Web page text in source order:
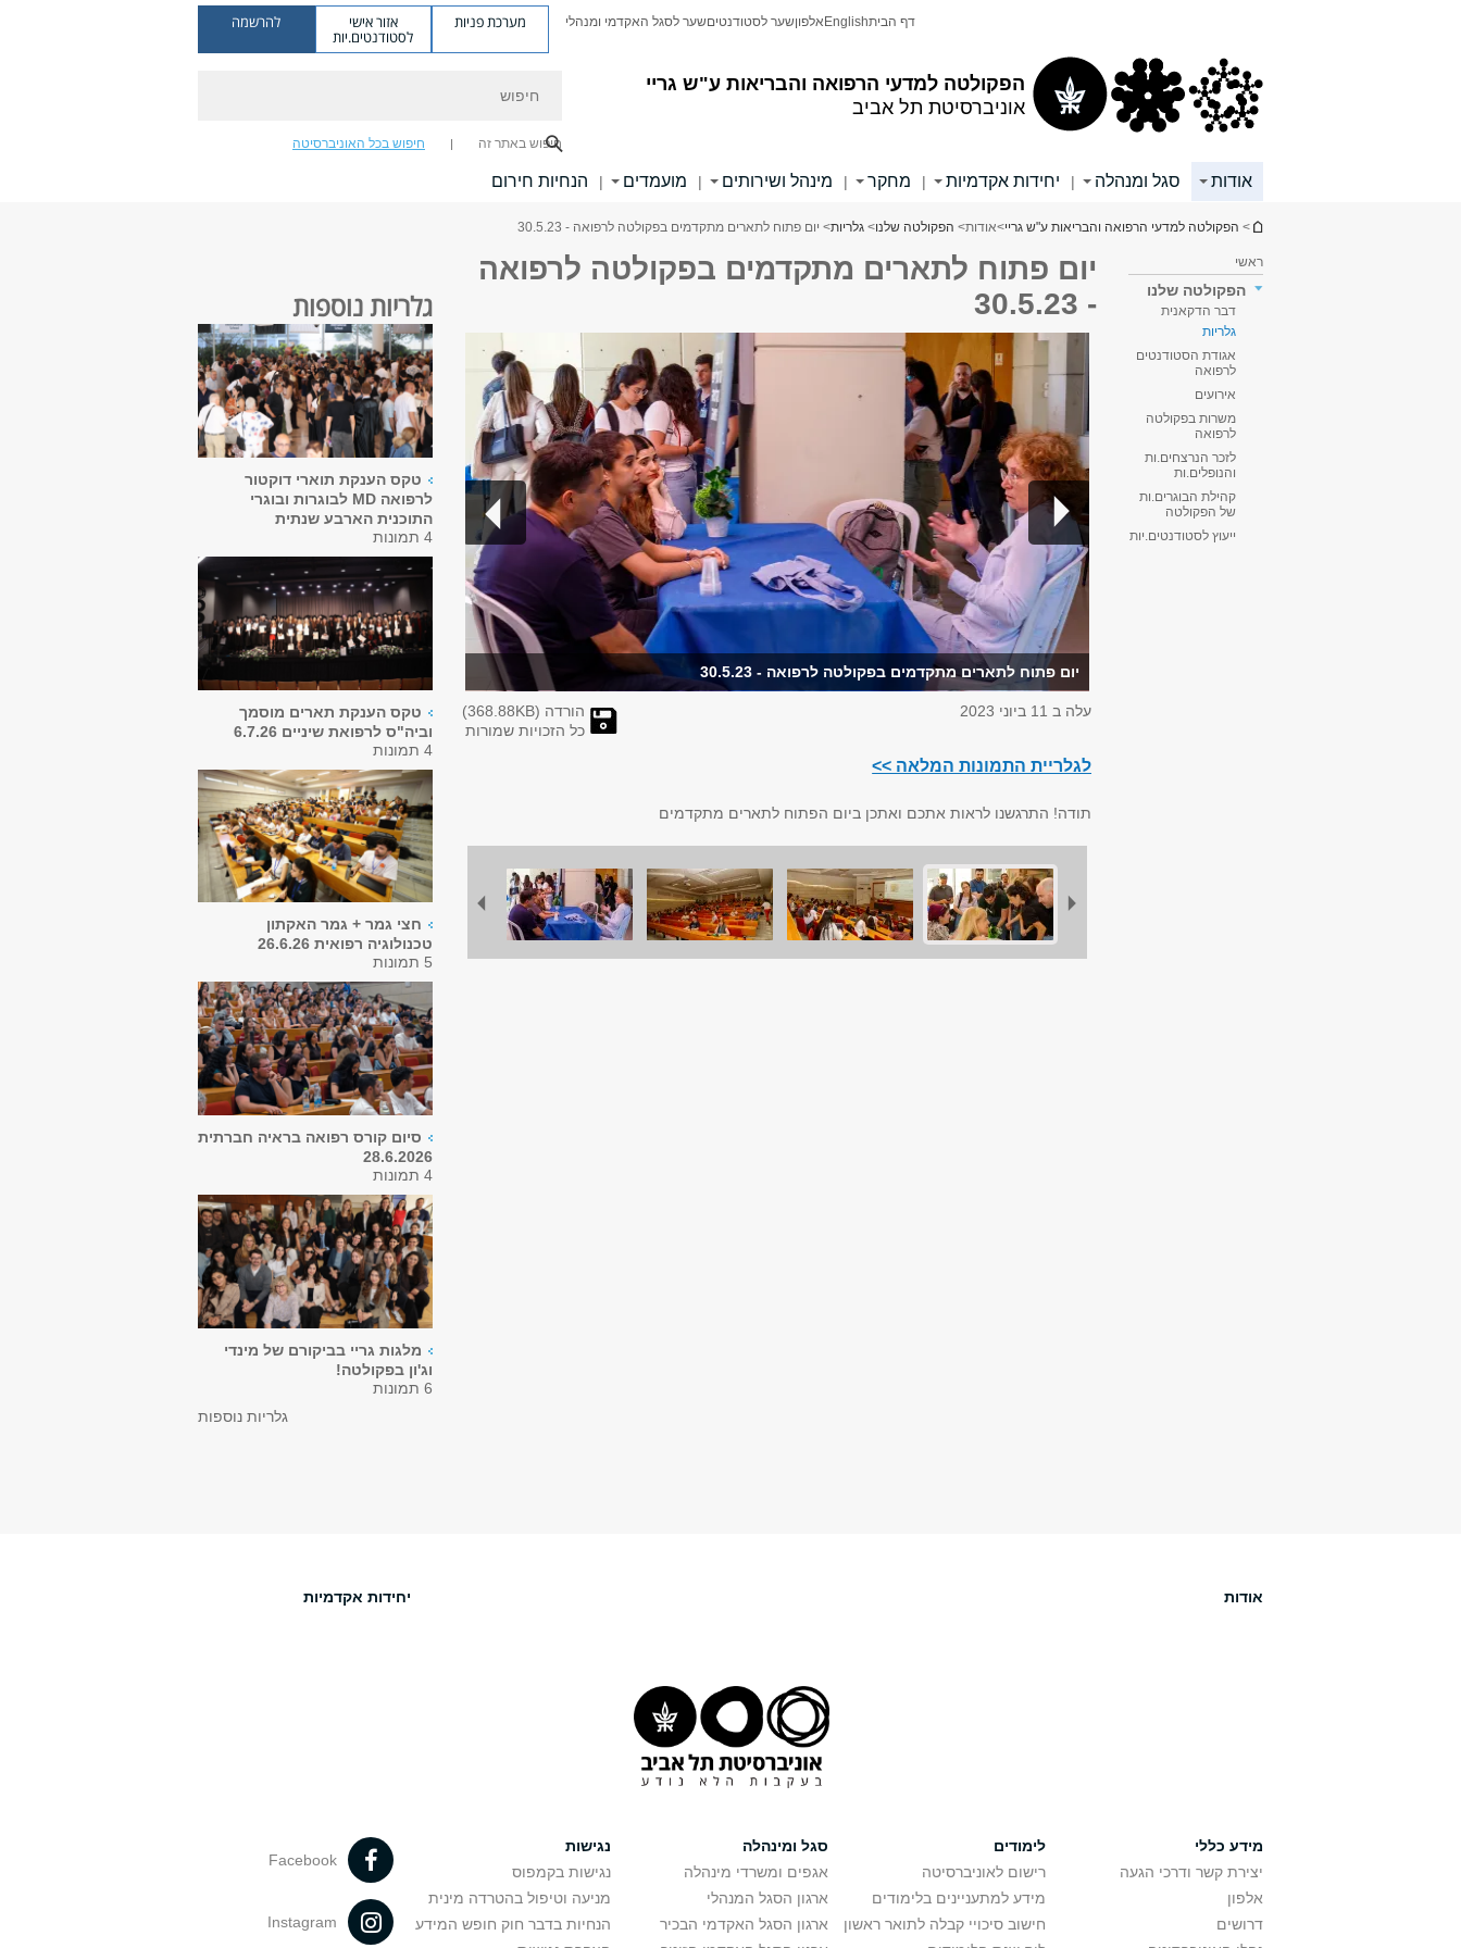
הפקולטה למדעי הרפואה והבריאות ע"ש גריי
אוניברסיטת תל אביב
דף הביתEnglish אלפוןשער לסטודנטיםשער לסגל האקדמי ומנהלי מערכת פניות אזור אישי
לסטודנטים.יות
להרשמה
חיפוש באתר זה חיפוש בכל האוניברסיטה
אודות סגל ומנהלה | יחידות אקדמיות | מחקר | מינהל ושירותים | מועמדים | הנחיות חירום
הינך נמצא כאן
> הפקולטה למדעי הרפואה והבריאות ע"ש גריי>אודות> הפקולטה שלנו> גלריות> יום פתוח לתארים מתקדמים בפקולטה לרפואה - 30.5.23
ראשי
הפקולטה שלנו
דבר הדקאנית
גלריות
אגודת הסטודנטים
לרפואה
אירועים
משרות בפקולטה
לרפואה
לזכר הנרצחים.ות
והנופלים.ות
קהילת הבוגרים.ות
של הפקולטה
ייעוץ לסטודנטים.יות
יום פתוח לתארים מתקדמים בפקולטה לרפואה
- 30.5.23
גלריות נוספות
טקס הענקת תוארי דוקטור
לרפואה MD לבוגרות ובוגרי
התוכנית הארבע שנתית
4 תמונות
טקס הענקת תארים מוסמך
וביה"ס לרפואת שיניים 6.7.26
4 תמונות
חצי גמר + גמר האקתון
טכנולוגיה רפואית 26.6.26
5 תמונות
סיום קורס רפואה בראיה חברתית
28.6.2026
4 תמונות
מלגות גריי בביקורם של מינדי
וג'ון בפקולטה!
6 תמונות
גלריות נוספות
יום פתוח לתארים מתקדמים בפקולטה לרפואה - 30.5.23
עלה ב 11 ביוני 2023 הורדה ( 368.88KB)
כל הזכויות שמורות
לגלריית התמונות המלאה >>
תודה! התרגשנו לראות אתכם ואתכן ביום הפתוח לתארים מתקדמים
אודות יחידות אקדמיות
מידע כללי
יצירת קשר ודרכי הגעה
אלפון
דרושים
לימודים
רישום לאוניברסיטה
מידע למתעניינים בלימודים
חישוב סיכויי קבלה לתואר ראשון
סגל ומינהלה
אגפים ומשרדי מינהלה
ארגון הסגל המנהלי
ארגון הסגל האקדמי הבכיר
נגישות
נגישות בקמפוס
מניעה וטיפול בהטרדה מינית
הנחיות בדבר חוק חופש המידע
Facebook
Instagram